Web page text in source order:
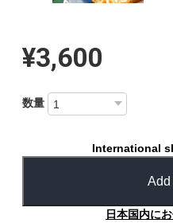
¥3,600
数量
International
Add
日本国内に